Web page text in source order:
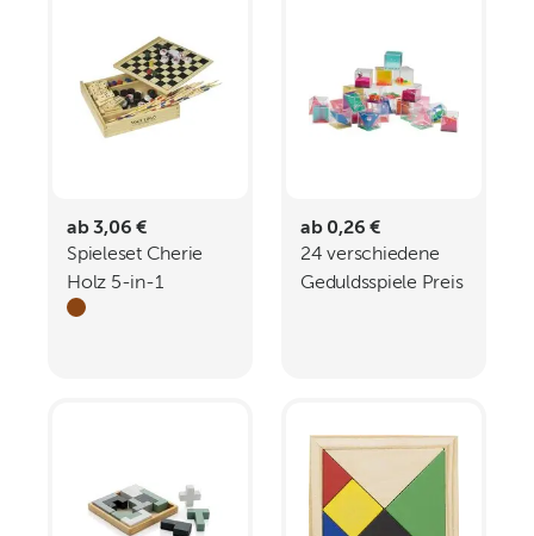
ab 3,06 €
Spieleset Cherie
Holz 5-in-1
ab 0,26 €
24 verschiedene
Geduldsspiele Preis